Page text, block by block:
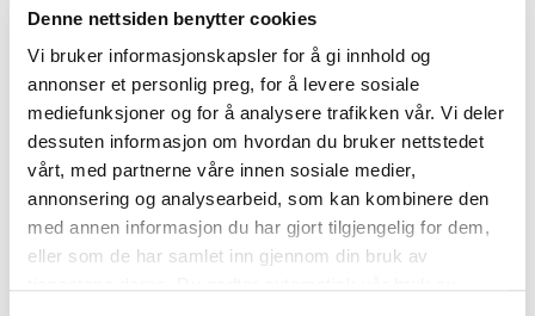
Denne nettsiden benytter cookies
Vi bruker informasjonskapsler for å gi innhold og
annonser et personlig preg, for å levere sosiale
mediefunksjoner og for å analysere trafikken vår. Vi deler
dessuten informasjon om hvordan du bruker nettstedet
vårt, med partnerne våre innen sosiale medier,
annonsering og analysearbeid, som kan kombinere den
med annen informasjon du har gjort tilgjengelig for dem,
eller som de har samlet inn gjennom din bruk av
Se artikkelen nedenfor for mer informasjon
om utviklingen i matsvinnet de siste årene.
DEL
ARTIKKEL